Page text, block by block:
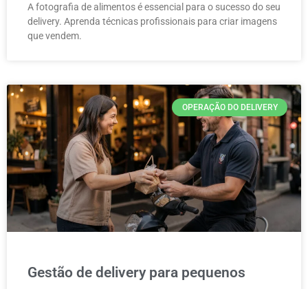
A fotografia de alimentos é essencial para o sucesso do seu
delivery. Aprenda técnicas profissionais para criar imagens
que vendem.
OPERAÇÃO DO DELIVERY
Gestão de delivery para pequenos